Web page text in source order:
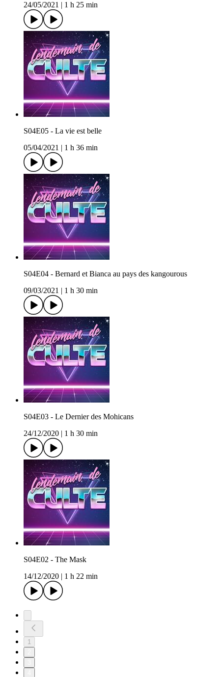
24/05/2021
1 h 25 min
S04E05 - La vie est belle
05/04/2021
1 h 36 min
S04E04 - Bernard et Bianca au pays des kangourous
09/03/2021
1 h 30 min
S04E03 - Le Dernier des Mohicans
24/12/2020
1 h 30 min
S04E02 - The Mask
14/12/2020
1 h 22 min
1